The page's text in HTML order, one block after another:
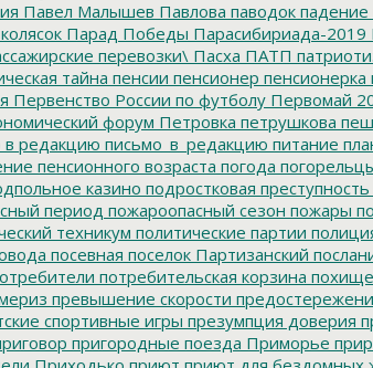
Павел Малышев Павлова паводок падение
Парад Победы Парасибириада-2019
перевозки\ Пасха ПАТП
тайна пенсии пенсионер пенсионерка
Первенство России по футболу Первомай
форум Петровка петрушкова
в редакцию письмо_в_редакцию питание
пенсионного возраста погода
казино подростковая преступность
период пожароопасный сезон пожары
техникум политические партии
посевная поселок Партизанский
потребительская корзина
превышение скорости
спортивные игры презумпция доверия
пригородные поезда Приморье